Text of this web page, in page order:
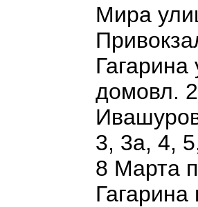
Мира
домовл.
3, 3а, 4,
8 Марта
Гагарина